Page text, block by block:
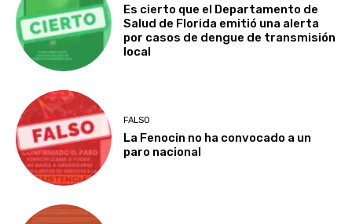
Es cierto que el Departamento de
Salud de Florida emitió una alerta
por casos de dengue de transmisión
local
FALSO
La Fenocin no ha convocado a un
paro nacional